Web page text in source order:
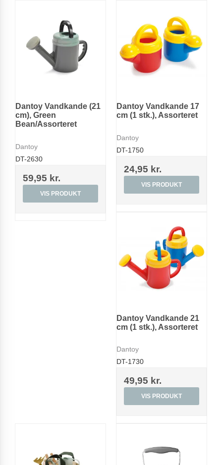
Dantoy Vandkande (21
cm), Green
Bean/Assorteret
Dantoy
DT-2630
59,95 kr.
VIS PRODUKT
Dantoy Vandkande 17
cm (1 stk.), Assorteret
Dantoy
DT-1750
24,95 kr.
VIS PRODUKT
Dantoy Vandkande 21
cm (1 stk.), Assorteret
Dantoy
DT-1730
49,95 kr.
VIS PRODUKT